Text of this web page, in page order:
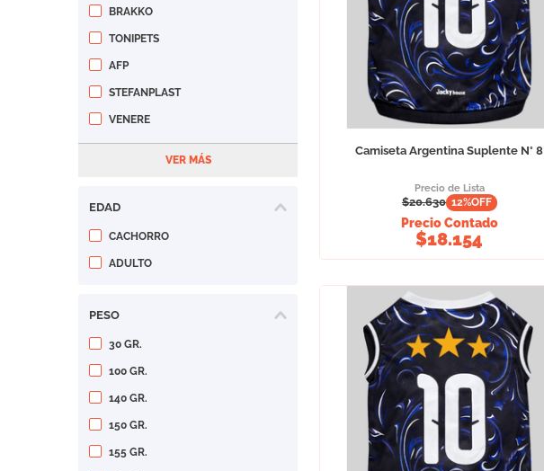
BRAKKO
TONIPETS
AFP
STEFANPLAST
VENERE
EDAD
CACHORRO
ADULTO
PESO
30 GR.
100 GR.
140 GR.
150 GR.
155 GR.
Camiseta Argentina Suplente N° 8
Precio de Lista
$20.630 12%OFF
Precio Contado
$18.154